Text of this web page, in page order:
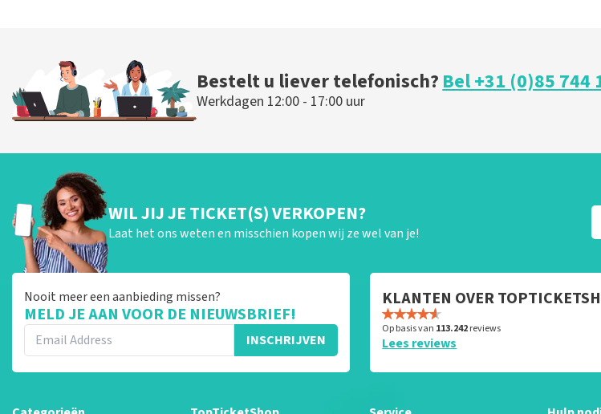
Bestelt u liever telefonisch?Bel +31 (0)85 744
Werkdagen 12:00 - 17:00 uur
WIL JIJ JE TICKET(S) VERKOPEN?
Laat het ons weten en misschien kopen wij ze wel van je!
Nooit meer een aanbieding missen?
MELD JE AAN VOOR DE NIEUWSBRIEF!
INSCHRIJVEN
KLANTEN OVER
Op basis van 113.242reviews
Lees reviews